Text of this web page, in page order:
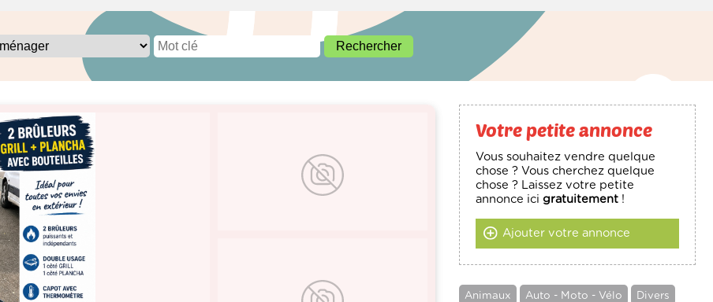
Votre petite annonce
Vous souhaitez vendre quelque
chose ? Vous cherchez quelque
chose ? Laissez votre petite
annonce icigratuitement !
Ajouter votre annonce
Animaux Auto - Moto - Vélo Divers